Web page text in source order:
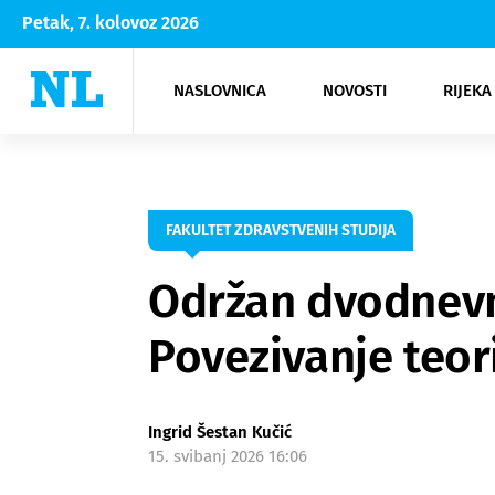
Petak, 7. kolovoz 2026
NASLOVNICA NOVOSTI
Rijeka Opatija
NK
Moda
Kultura
FAKULTET ZDRAVSTVENIH STUDIJA
Održan
Povezivanje
Ingrid Šestan Kučić
15. svibanj 2026 16:06